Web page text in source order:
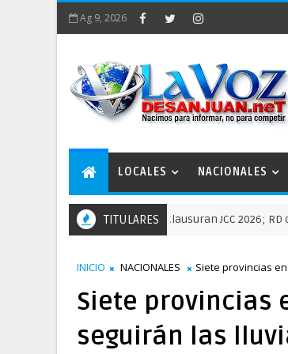
Ag 9, 2026
LOCALES NACIONALES
TITULARES
NACIONALES Clausuran JCC 2026; RD cierra
INICIO NACIONALES Siete provincias
Siete provincias
seguirán las